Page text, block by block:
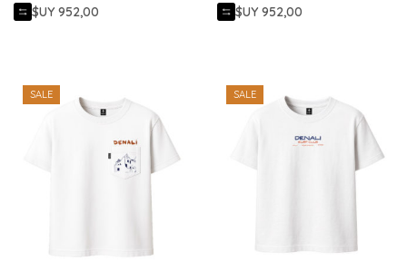
$UY 952,00
$UY 952,00
SALE SALE